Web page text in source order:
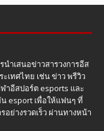
ำเสนอข่าวสารวงการอีส
เทศไทย เช่น ข่าว พรีวิว
าอีสปอร์ต esports และ
esport เพื่อให้แฟนๆ ที่
ย่างรวดเร็ว ผ่านทางหน้า